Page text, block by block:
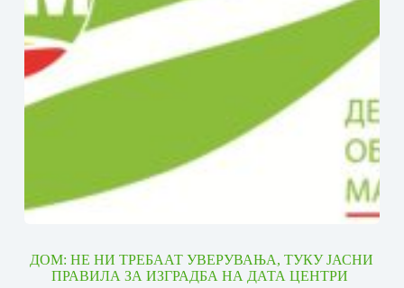
ДОМ: НЕ НИ ТРЕБААТ УВЕРУВАЊА, ТУКУ ЈАСНИ
ПРАВИЛА ЗА ИЗГРАДБА НА ДАТА ЦЕНТРИ